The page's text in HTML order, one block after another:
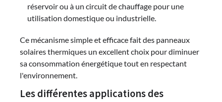
réservoir ou à un circuit de chauffage pour une
utilisation domestique ou industrielle.
Ce mécanisme simple et efficace fait des panneaux
solaires thermiques un excellent choix pour diminuer
sa consommation énergétique tout en respectant
l'environnement.
Les différentes applications des